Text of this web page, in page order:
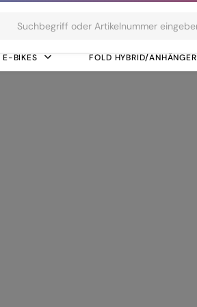
E-BIKES FOLD HYBRID/ANHÄNGER